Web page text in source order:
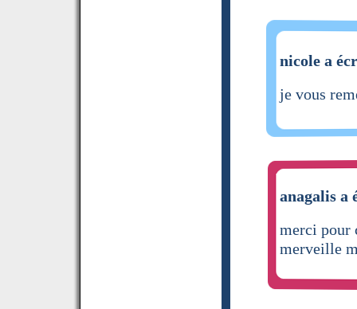
nicole a
je vous
anagalis a
merci
merveille